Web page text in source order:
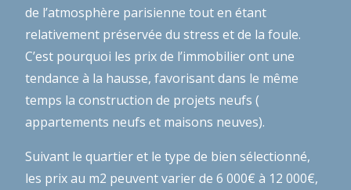
de l’atmosphère parisienne tout en étant
relativement préservée du stress et de la foule.
C’est pourquoi les prix de l’immobilier ont une
tendance à la hausse, favorisant dans le même
temps la construction de projets neufs (
appartements neufs et maisons neuves).
Suivant le quartier et le type de bien sélectionné,
les prix au m2 peuvent varier de 6 000€ à 12 000€,